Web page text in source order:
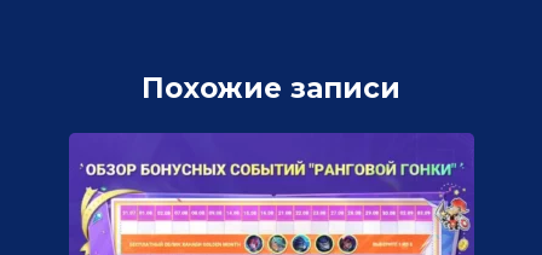
Похожие записи